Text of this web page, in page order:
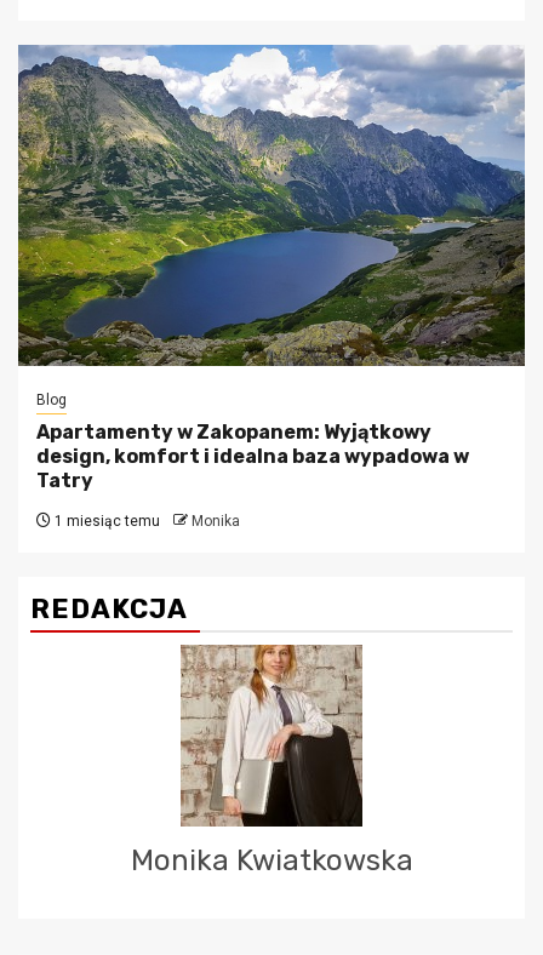
Blog
Apartamenty w Zakopanem: Wyjątkowy
design, komfort i idealna baza wypadowa w
Tatry
1 miesiąc temu Monika
REDAKCJA
Monika Kwiatkowska